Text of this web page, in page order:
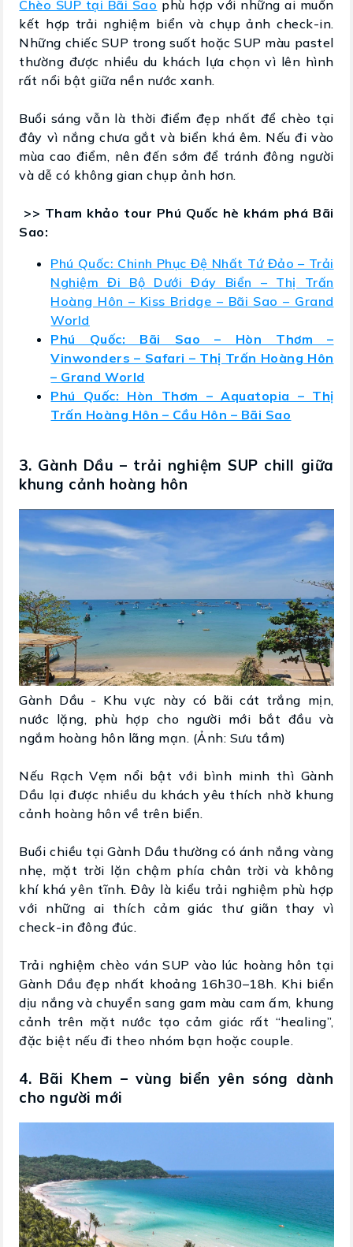
Chèo SUP tại Bãi Sao phù hợp với những ai muốn
kết hợp trải nghiệm biển và chụp ảnh check-in.
Những chiếc SUP trong suốt hoặc SUP màu pastel
thường được nhiều du khách lựa chọn vì lên hình
rất nổi bật giữa nền nước xanh.
Buổi sáng vẫn là thời điểm đẹp nhất để chèo tại
đây vì nắng chưa gắt và biển khá êm. Nếu đi vào
mùa cao điểm, nên đến sớm để tránh đông người
và dễ có không gian chụp ảnh hơn.
>> Tham khảo tour Phú Quốc hè khám phá Bãi
Sao:
Phú Quốc: Chinh Phục Đệ Nhất Tứ Đảo – Trải
Nghiệm Đi Bộ Dưới Đáy Biển – Thị Trấn
Hoàng Hôn – Kiss Bridge – Bãi Sao – Grand
World
Phú Quốc: Bãi Sao – Hòn Thơm –
Vinwonders – Safari – Thị Trấn Hoàng Hôn
– Grand World
Phú Quốc: Hòn Thơm – Aquatopia – Thị
Trấn Hoàng Hôn – Cầu Hôn – Bãi Sao
3. Gành Dầu – trải nghiệm SUP chill giữa
khung cảnh hoàng hôn
Gành Dầu - Khu vực này có bãi cát trắng mịn,
nước lặng, phù hợp cho người mới bắt đầu và
ngắm hoàng hôn lãng mạn. (Ảnh: Sưu tầm)
Nếu Rạch Vẹm nổi bật với bình minh thì Gành
Dầu lại được nhiều du khách yêu thích nhờ khung
cảnh hoàng hôn về trên biển.
Buổi chiều tại Gành Dầu thường có ánh nắng vàng
nhẹ, mặt trời lặn chậm phía chân trời và không
khí khá yên tĩnh. Đây là kiểu trải nghiệm phù hợp
với những ai thích cảm giác thư giãn thay vì
check-in đông đúc.
Trải nghiệm chèo ván SUP vào lúc hoàng hôn tại
Gành Dầu đẹp nhất khoảng 16h30–18h. Khi biển
dịu nắng và chuyển sang gam màu cam ấm, khung
cảnh trên mặt nước tạo cảm giác rất “healing”,
đặc biệt nếu đi theo nhóm bạn hoặc couple.
4. Bãi Khem – vùng biển yên sóng dành
cho người mới